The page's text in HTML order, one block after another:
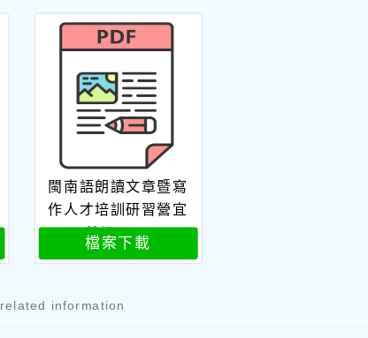
閩南語朗讀文章暨寫
作人才培訓研習營宜
蘭場0702
檔案下載
related information